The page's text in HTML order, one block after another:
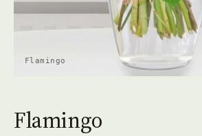
Flamingo
Flamingo